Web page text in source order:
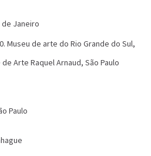
Janeiro
Museu de arte do Rio Grande do Sul,
Arte Raquel Arnaud, São Paulo
Paulo